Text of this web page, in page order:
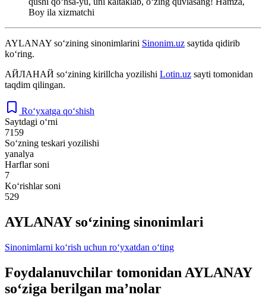
Boy ila xizmatchi
AYLANAY so‘zining sinonimlarini Sinonim.uz saytida qidirib
ko‘ring.
АЙЛАНАЙ so‘zining kirillcha yozilishi Lotin.uz sayti tomonidan
taqdim qilingan.
Ro‘yxatga qo‘shish
Saytdagi o‘rni
7159
So‘zning teskari yozilishi
yanalya
Harflar soni
7
Ko‘rishlar soni
529
AYLANAY so‘zining sinonimlari
Sinonimlarni ko‘rish uchun ro‘yxatdan o‘ting
Foydalanuvchilar tomonidan AYLANAY
so‘ziga berilgan ma’nolar